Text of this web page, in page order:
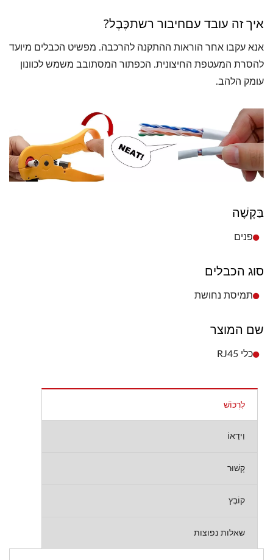
איך זה עובד עםחיבור רשתכֶּבֶל?
אנא עקבו אחר הוראות ההתקנה להרכבה. מפשיט הכבלים מיועד
להסרת המעטפת החיצונית. הכפתור המסתובב משמש לכוונון
עומק הלהב.
בַּקָשָׁה
פנים
סוג הכבלים
תמיסת נחושת
שם המוצר
כלי RJ45
לִרְכּוֹשׁ
וִידֵאוֹ
קָשׁוּר
קוֹבֶץ
שאלות נפוצות